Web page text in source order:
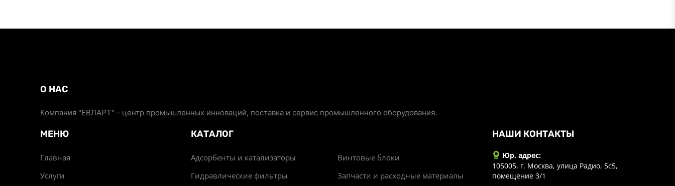
О НАС
Компания "ЕВЛАРТ" - центр промышленных инноваций, поставка и сервис промышленного оборудования.
МЕНЮ
Главная
Услуги
КАТАЛОГ
Адсорбенты и катализаторы
Винтовые блоки
Гидравлические фильтры
Запчасти и расходные материалы
НАШИ КОНТАКТЫ
Юр. адрес:
105005, г. Москва, улица Радио, 5с5,
помещение 3/1